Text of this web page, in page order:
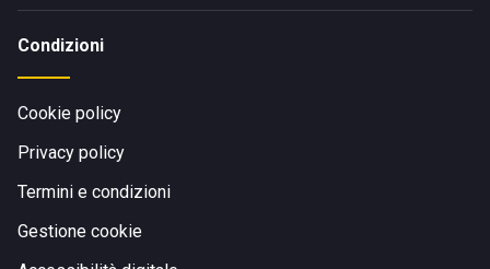
Condizioni
Cookie policy
Privacy policy
Termini e condizioni
Gestione cookie